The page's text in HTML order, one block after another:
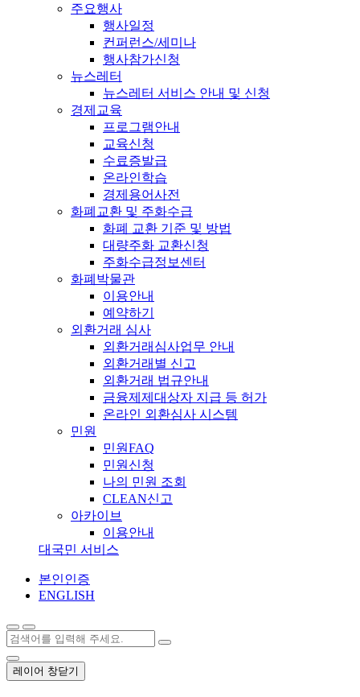
주요행사
행사일정
컨퍼런스/세미나
행사참가신청
뉴스레터
뉴스레터 서비스 안내 및 신청
경제교육
프로그램안내
교육신청
수료증발급
온라인학습
경제용어사전
화폐교환 및 주화수급
화폐 교환 기준 및 방법
대량주화 교환신청
주화수급정보센터
화폐박물관
이용안내
예약하기
외환거래 심사
외환거래심사업무 안내
외환거래별 신고
외환거래 법규안내
금융제제대상자 지급 등 허가
온라인 외환심사 시스템
민원
민원FAQ
민원신청
나의 민원 조회
CLEAN신고
아카이브
이용안내
대국민 서비스
본인인증
ENGLISH
레이어 창닫기